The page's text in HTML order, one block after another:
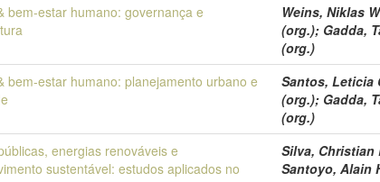
bem-estar humano: governança e
Weins, Niklas
(org.); Gadda,
(org.)
bem-estar humano: planejamento urbano e
Santos, Leticia
(org.); Gadda,
(org.)
energias renováveis e
sustentável: estudos aplicados no
Silva, Christian
Santoyo, Alain